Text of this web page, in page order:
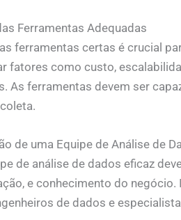
Ferramentas Adequadas
ferramentas certas é crucial
fatores como custo,
As ferramentas devem ser
de uma Equipe de Análise de
de análise de dados eficaz
e conhecimento do
de dados e